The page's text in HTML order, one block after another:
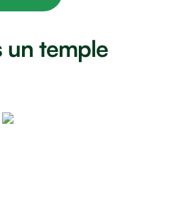
un temple